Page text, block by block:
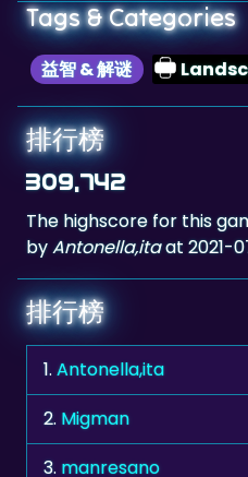
益智 & 解谜
排行榜
309,742
The highscore for this
byAntonella,ita
排行榜
1.Antonella,ita
2.Migman
3. manresano
4.RL.Bologna.Ita